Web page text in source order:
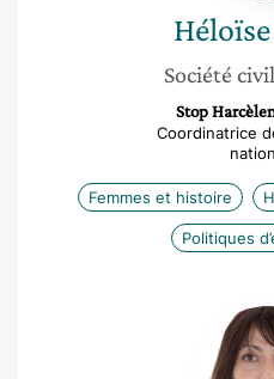
Héloïse
Société
Stop
Coordinatrice
Femmes et histoire
Politiques